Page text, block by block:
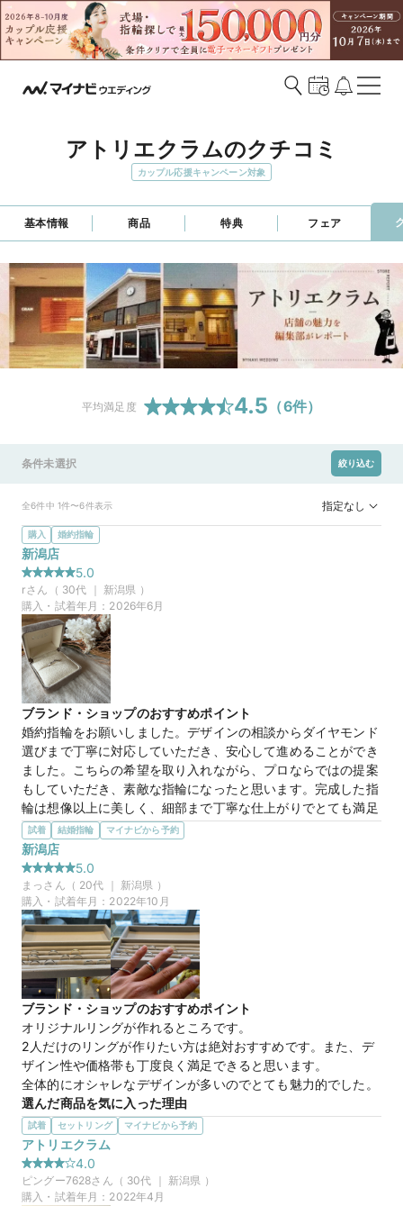
アトリエクラムのクチコミ
カップル応援キャンペーン対象
基本情報 商品 特典 フェア
平均満足度 4.5 （6件）
条件未選択 絞り込む
全6件中 1件〜6件表示 指定なし
購入 婚約指輪
新潟店
5.0
rさん（ 30代 ｜ 新潟県 ）
購入・試着年月： 2026年6月
ブランド・ショップのおすすめポイント
婚約指輪をお願いしました。デザインの相談からダイヤモンド
選びまで丁寧に対応していただき、安心して進めることができ
ました。こちらの希望を取り入れながら、プロならではの提案
もしていただき、素敵な指輪になったと思います。完成した指
輪は想像以上に美しく、細部まで丁寧な仕上がりでとても満足
しています。
選んだ商品を気に入った理由
妻が一生身に着けるものだからこそ、デザインや品質に納得し
て選びたいと思っていました。シンプルで長く愛用できるデザ
インに加え、自分の想いを反映したカスタムで作れることに魅
力を感じ、この商品を選びました。
この店舗の良かったところ
店舗の雰囲気がとても良く、リラックスして指輪選びを楽しめ
ました。担当者さんも親切で、デザインやダイヤモンドについ
て一つひとつ丁寧に説明していただき、こちらの希望やイメー
ジも親身になって聞いてくださいました。安心して相談できま
した。
来店特典
この店舗のおすすめ特典情報
条件クリアで最大60,000円分の電子マネーがもらえる【マイナビ
ウエディングカップル応援キャンペーン】
試着 結婚指輪 マイナビから予約
新潟店
5.0
まっ さん（ 20代 ｜ 新潟県 ）
購入・試着年月： 2022年10月
ブランド・ショップのおすすめポイント
オリジナルリングが作れるところです。
2人だけのリングが作りたい方は絶対おすすめです。また、デ
ザイン性や価格帯も丁度良く満足できると思います。
全体的にオシャレなデザインが多いのでとても魅力的でした。
選んだ商品を気に入った理由
シンプルなデザインよりは、動きがあるようなデザインが良い
と思っていたことと、艶消しが好きなので理想と一致したかな
と思います。また、価格も高すぎず丁度良いので魅力的でし
た。リングの太さも少し太めのデザインが好きだから良かった
です。
試着 セットリング マイナビから予約
アトリエクラム
4.0
ピングー7628さん（ 30代 ｜ 新潟県 ）
購入・試着年月： 2022年4月